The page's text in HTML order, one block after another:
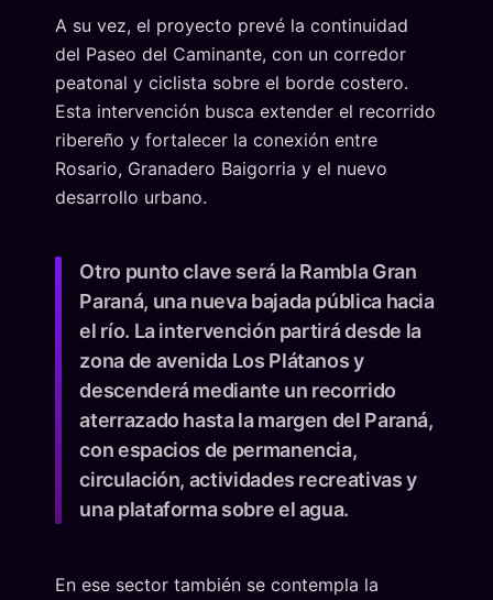
A su vez, el proyecto prevé la continuidad
del Paseo del Caminante, con un corredor
peatonal y ciclista sobre el borde costero.
Esta intervención busca extender el recorrido
ribereño y fortalecer la conexión entre
Rosario, Granadero Baigorria y el nuevo
desarrollo urbano.
Otro punto clave será la Rambla Gran
Paraná, una nueva bajada pública hacia
el río. La intervención partirá desde la
zona de avenida Los Plátanos y
descenderá mediante un recorrido
aterrazado hasta la margen del Paraná,
con espacios de permanencia,
circulación, actividades recreativas y
una plataforma sobre el agua.
En ese sector también se contempla la